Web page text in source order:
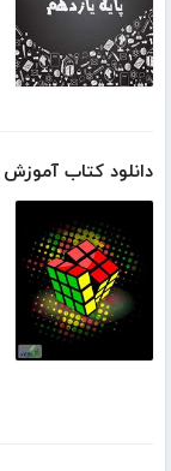
دانلود کتاب